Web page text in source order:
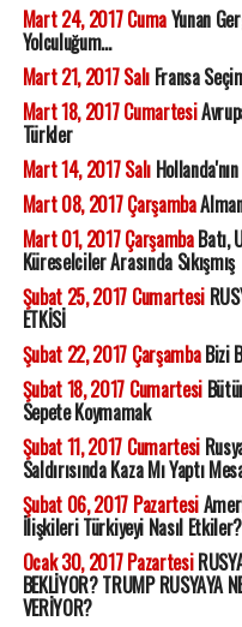
Mart 24, 2017 CumaYunan
Yolculuğum...
Mart 21, 2017 SalıFransa
Mart 18, 2017 Cumartesi
Türkler
Mart 14, 2017 Salı
Mart 08, 2017 Çarşamba
Mart 01, 2017 ÇarşambaBatı,
Küreselciler Arasında Sıkışmış
Şubat 25, 2017 Cumartesi
ETKİSİ
Şubat 22, 2017 ÇarşambaBizi
Şubat 18, 2017 Cumartesi
Sepete Koymamak
Şubat 11, 2017 Cumartesi
Saldırısında Kaza Mı Yaptı
Şubat 06, 2017 Pazartesi
İlişkileri Türkiyeyi Nasıl Etkiler?
Ocak 30, 2017 Pazartesi
BEKLİYOR? TRUMP RUSYAYA
VERİYOR?